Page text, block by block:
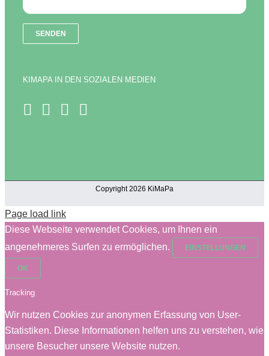
KIMAPA IN DEN SOZIALEN MEDIEN
Copyright 2026 KiMaPa
Page load link
Diese Webseite verwendet Cookies, um Ihnen ein
angenehmeres Surfen zu ermöglichen.
EINSTELLUNGEN
OK
Tracking
Wir nutzen Cookies zur anonymen Erfassung von User-
Statistiken. Diese Informationen helfen uns zu verstehen, wie
unsere Besucher unsere Website nutzen.